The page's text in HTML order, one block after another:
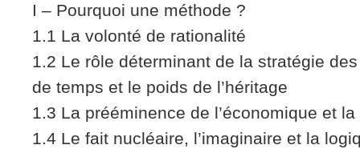
I – Pourquoi une méthode ?
1.1 La volonté de rationalité
1.2 Le rôle déterminant de la stratégie
de temps et le poids de l’héritage
1.3 La prééminence de l’économique et
1.4 Le fait nucléaire, l’imaginaire et la